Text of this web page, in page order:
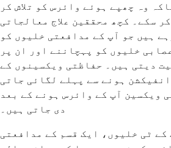
وہ چھپے ہوئے وائرس کو تلاش کر
سکے۔ کچھ محققین علاج معالجاتی
ہیں جو آپ کے مدافعتی خلیوں کو
خلیوں کو پہچاننے اور ان پر
دیتی ہیں۔ حفاظتی ویکسینوں کے
ہونے سے پہلے لگائی جاتی
ویکسین آپ کے وائرس ہونے کے بعد
دی جاتی ہیں۔
کے ٹی خلیوں، ایک قسم کے مدافعتی